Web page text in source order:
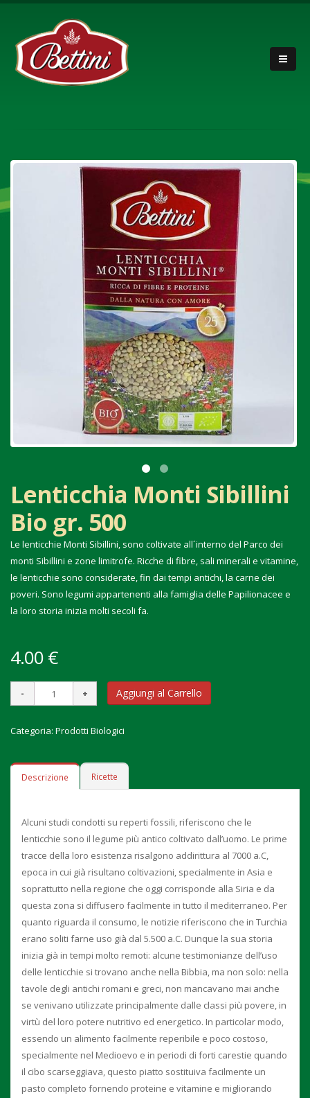
Lenticchia Monti Sibillini
Bio gr. 500
Le lenticchie Monti Sibillini, sono coltivate all´interno del Parco dei
monti Sibillini e zone limitrofe. Ricche di fibre, sali minerali e vitamine,
le lenticchie sono considerate, fin dai tempi antichi, la carne dei
poveri. Sono legumi appartenenti alla famiglia delle Papilionacee e
la loro storia inizia molti secoli fa.
4.00 €
Aggiungi al Carrello
Categoria: Prodotti Biologici
Descrizione Ricette
Alcuni studi condotti su reperti fossili, riferiscono che le
lenticchie sono il legume più antico coltivato dall’uomo. Le prime
tracce della loro esistenza risalgono addirittura al 7000 a.C,
epoca in cui già risultano coltivazioni, specialmente in Asia e
soprattutto nella regione che oggi corrisponde alla Siria e da
questa zona si diffusero facilmente in tutto il mediterraneo. Per
quanto riguarda il consumo, le notizie riferiscono che in Turchia
erano soliti farne uso già dal 5.500 a.C. Dunque la sua storia
inizia già in tempi molto remoti: alcune testimonianze dell’uso
delle lenticchie si trovano anche nella Bibbia, ma non solo: nella
tavole degli antichi romani e greci, non mancavano mai anche
se venivano utilizzate principalmente dalle classi più povere, in
virtù del loro potere nutritivo ed energetico. In particolar modo,
essendo un alimento facilmente reperibile e poco costoso,
specialmente nel Medioevo e in periodi di forti carestie quando
il cibo scarseggiava, questo piatto sostituiva facilmente un
pasto completo fornendo proteine e vitamine e migliorando